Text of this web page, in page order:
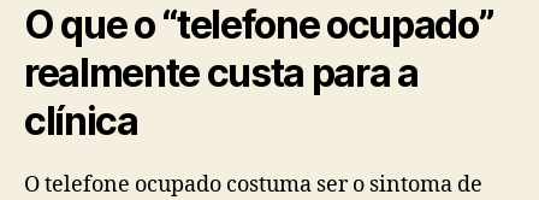
O que o “telefone ocupado”
realmente custa para a
clínica
O telefone ocupado costuma ser o sintoma de